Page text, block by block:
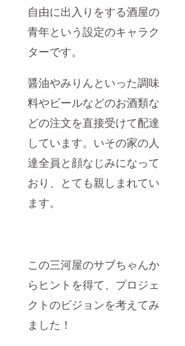
自由に出入りをする酒屋の
青年という設定のキャラク
ターです。
醤油やみりんといった調味
料やビールなどのお酒類な
どの注文を直接受けて配達
しています。いその家の人
達全員と顔なじみになって
おり、とても親しまれてい
ます。
この三河屋のサブちゃんか
らヒントを得て、プロジェ
クトのビジョンを考えてみ
ました！